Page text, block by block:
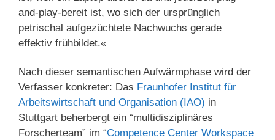
and-play-bereit ist, wo sich der ursprünglich
petrischal aufgezüchtete Nachwuchs gerade
effektiv frühbildet.«
Nach dieser semantischen Aufwärmphase wird der
Verfasser konkreter: Das Fraunhofer Institut für
Arbeitswirtschaft und Organisation (IAO) in
Stuttgart beherbergt ein “multidisziplinäres
Forscherteam” im “Competence Center Workspace